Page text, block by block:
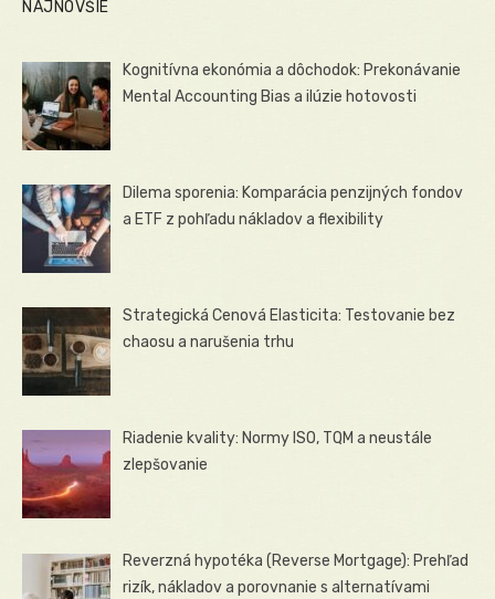
NAJNOVŠIE
Kognitívna ekonómia a dôchodok: Prekonávanie
Mental Accounting Bias a ilúzie hotovosti
Dilema sporenia: Komparácia penzijných fondov
a ETF z pohľadu nákladov a flexibility
Strategická Cenová Elasticita: Testovanie bez
chaosu a narušenia trhu
Riadenie kvality: Normy ISO, TQM a neustále
zlepšovanie
Reverzná hypotéka (Reverse Mortgage): Prehľad
rizík, nákladov a porovnanie s alternatívami